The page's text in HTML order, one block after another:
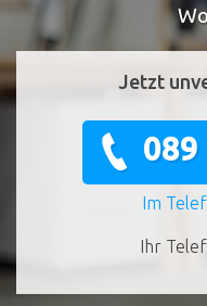
Jetzt
089
Im
Ihr